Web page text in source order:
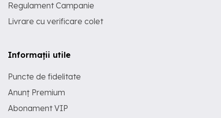
Regulament Campanie
Livrare cu verificare colet
Informații utile
Puncte de fidelitate
Anunț Premium
Abonament VIP